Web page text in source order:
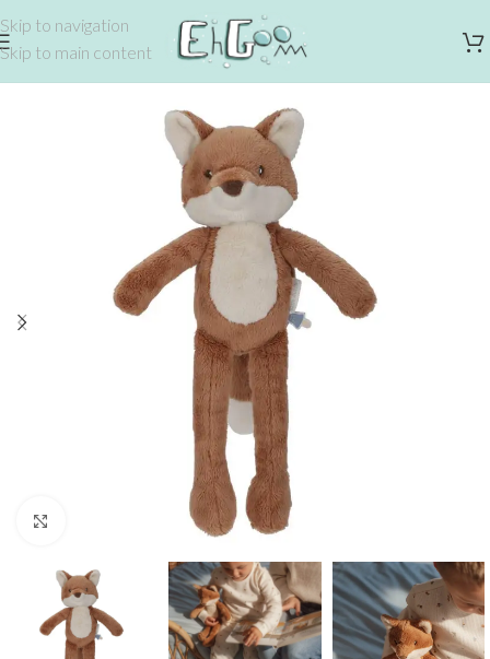
Skip to navigation
Skip to main content